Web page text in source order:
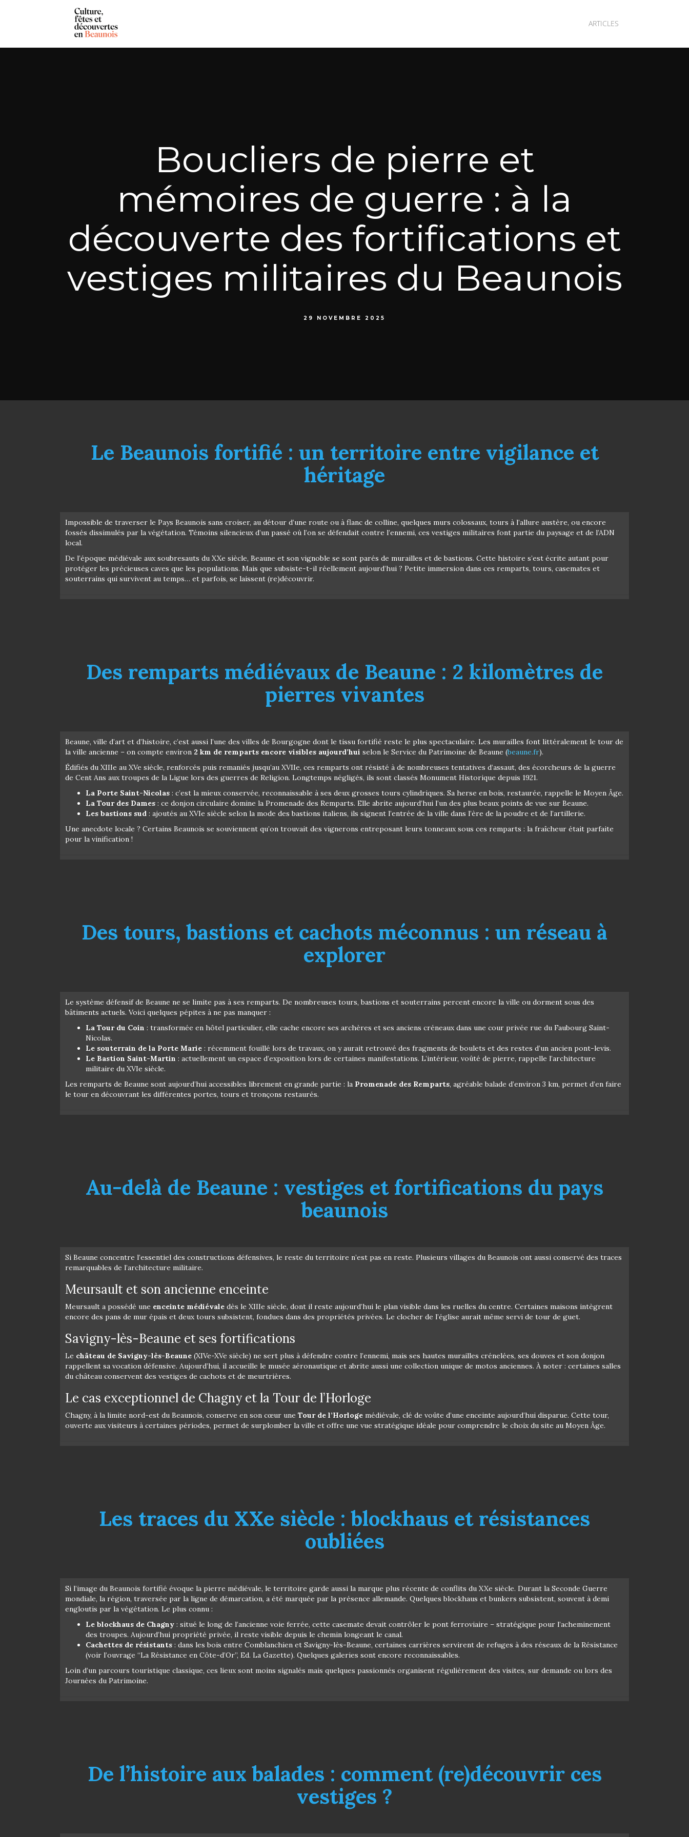
ARTICLES
Boucliers de pierre et
mémoires de guerre : à la
découverte des fortifications et
vestiges militaires du Beaunois
29 NOVEMBRE 2025
Le Beaunois fortifié : un territoire entre vigilance et
héritage
Impossible de traverser le Pays Beaunois sans croiser, au détour d’une route ou à flanc de colline, quelques murs colossaux, tours à l’allure austère, ou encore
fossés dissimulés par la végétation. Témoins silencieux d’un passé où l’on se défendait contre l’ennemi, ces vestiges militaires font partie du paysage et de l’ADN
local.
De l’époque médiévale aux soubresauts du XXe siècle, Beaune et son vignoble se sont parés de murailles et de bastions. Cette histoire s’est écrite autant pour
protéger les précieuses caves que les populations. Mais que subsiste-t-il réellement aujourd’hui ? Petite immersion dans ces remparts, tours, casemates et
souterrains qui survivent au temps… et parfois, se laissent (re)découvrir.
Des remparts médiévaux de Beaune : 2 kilomètres de
pierres vivantes
Beaune, ville d’art et d’histoire, c’est aussi l’une des villes de Bourgogne dont le tissu fortifié reste le plus spectaculaire. Les murailles font littéralement le tour de
la ville ancienne – on compte environ 2 km de remparts encore visibles aujourd’hui selon le Service du Patrimoine de Beaune (beaune.fr).
Édifiés du XIIIe au XVe siècle, renforcés puis remaniés jusqu’au XVIIe, ces remparts ont résisté à de nombreuses tentatives d’assaut, des écorcheurs de la guerre
de Cent Ans aux troupes de la Ligue lors des guerres de Religion. Longtemps négligés, ils sont classés Monument Historique depuis 1921.
La Porte Saint-Nicolas : c’est la mieux conservée, reconnaissable à ses deux grosses tours cylindriques. Sa herse en bois, restaurée, rappelle le Moyen Âge.
La Tour des Dames : ce donjon circulaire domine la Promenade des Remparts. Elle abrite aujourd’hui l’un des plus beaux points de vue sur Beaune.
Les bastions sud : ajoutés au XVIe siècle selon la mode des bastions italiens, ils signent l’entrée de la ville dans l’ère de la poudre et de l’artillerie.
Une anecdote locale ? Certains Beaunois se souviennent qu’on trouvait des vignerons entreposant leurs tonneaux sous ces remparts : la fraîcheur était parfaite
pour la vinification !
Des tours, bastions et cachots méconnus : un réseau à
explorer
Le système défensif de Beaune ne se limite pas à ses remparts. De nombreuses tours, bastions et souterrains percent encore la ville ou dorment sous des
bâtiments actuels. Voici quelques pépites à ne pas manquer :
La Tour du Coin : transformée en hôtel particulier, elle cache encore ses archères et ses anciens créneaux dans une cour privée rue du Faubourg Saint-
Nicolas.
Le souterrain de la Porte Marie : récemment fouillé lors de travaux, on y aurait retrouvé des fragments de boulets et des restes d’un ancien pont-levis.
Le Bastion Saint-Martin : actuellement un espace d’exposition lors de certaines manifestations. L’intérieur, voûté de pierre, rappelle l’architecture
militaire du XVIe siècle.
Les remparts de Beaune sont aujourd’hui accessibles librement en grande partie : la Promenade des Remparts, agréable balade d’environ 3 km, permet d’en faire
le tour en découvrant les différentes portes, tours et tronçons restaurés.
Au-delà de Beaune : vestiges et fortifications du pays
beaunois
Si Beaune concentre l’essentiel des constructions défensives, le reste du territoire n’est pas en reste. Plusieurs villages du Beaunois ont aussi conservé des traces
remarquables de l’architecture militaire.
Meursault et son ancienne enceinte
Meursault a possédé une enceinte médiévale dès le XIIIe siècle, dont il reste aujourd’hui le plan visible dans les ruelles du centre. Certaines maisons intègrent
encore des pans de mur épais et deux tours subsistent, fondues dans des propriétés privées. Le clocher de l’église aurait même servi de tour de guet.
Savigny-lès-Beaune et ses fortifications
Le château de Savigny-lès-Beaune (XIVe-XVe siècle) ne sert plus à défendre contre l’ennemi, mais ses hautes murailles crénelées, ses douves et son donjon
rappellent sa vocation défensive. Aujourd’hui, il accueille le musée aéronautique et abrite aussi une collection unique de motos anciennes. À noter : certaines salles
du château conservent des vestiges de cachots et de meurtrières.
Le cas exceptionnel de Chagny et la Tour de l’Horloge
Chagny, à la limite nord-est du Beaunois, conserve en son cœur une Tour de l’Horloge médiévale, clé de voûte d’une enceinte aujourd’hui disparue. Cette tour,
ouverte aux visiteurs à certaines périodes, permet de surplomber la ville et offre une vue stratégique idéale pour comprendre le choix du site au Moyen Âge.
Les traces du XXe siècle : blockhaus et résistances
oubliées
Si l’image du Beaunois fortifié évoque la pierre médiévale, le territoire garde aussi la marque plus récente de conflits du XXe siècle. Durant la Seconde Guerre
mondiale, la région, traversée par la ligne de démarcation, a été marquée par la présence allemande. Quelques blockhaus et bunkers subsistent, souvent à demi
engloutis par la végétation. Le plus connu :
Le blockhaus de Chagny : situé le long de l’ancienne voie ferrée, cette casemate devait contrôler le pont ferroviaire – stratégique pour l’acheminement
des troupes. Aujourd’hui propriété privée, il reste visible depuis le chemin longeant le canal.
Cachettes de résistants : dans les bois entre Comblanchien et Savigny-lès-Beaune, certaines carrières servirent de refuges à des réseaux de la Résistance
(voir l’ouvrage “La Résistance en Côte-d’Or”, Ed. La Gazette). Quelques galeries sont encore reconnaissables.
Loin d’un parcours touristique classique, ces lieux sont moins signalés mais quelques passionnés organisent régulièrement des visites, sur demande ou lors des
Journées du Patrimoine.
De l’histoire aux balades : comment (re)découvrir ces
vestiges ?